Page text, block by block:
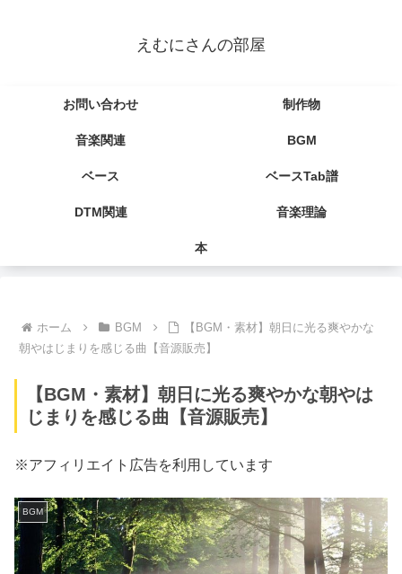
えむにさんの部屋
お問い合わせ 制作物
音楽関連 BGM
ベース ベースTab譜
DTM関連 音楽理論
本
ホーム BGM
【BGM・素材】朝日に光る爽やかな
朝やはじまりを感じる曲【音源販売】
【BGM・素材】朝日に光る爽やかな朝やは
じまりを感じる曲【音源販売】
※アフィリエイト広告を利用しています
BGM